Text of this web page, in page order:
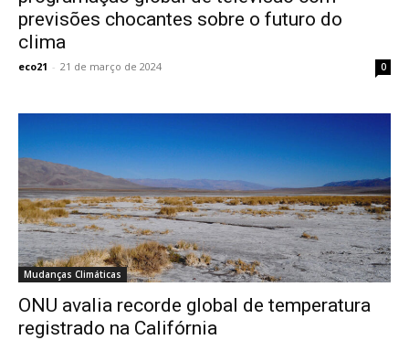
previsões chocantes sobre o futuro do
clima
eco21 - 21 de março de 2024 0
Mudanças Climáticas
ONU avalia recorde global de temperatura
registrado na Califórnia